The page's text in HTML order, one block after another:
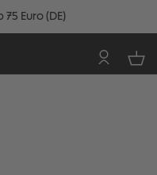
75 Euro (DE)